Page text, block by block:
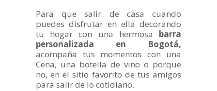
Para que salir de casa cuando
puedes disfrutar en ella decorando
tu hogar con una hermosa barra
personalizada en Bogotá,
acompaña tus momentos con una
Cena, una botella de vino o porque
no, en el sitio favorito de tus amigos
para salir de lo cotidiano.